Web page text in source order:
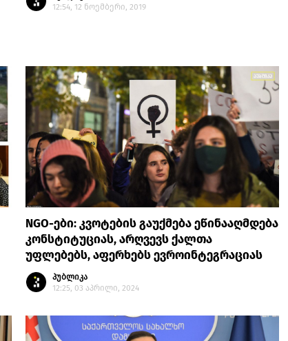
12:54, 12 ნოემბერი, 2019
NGO-ები: კვოტების გაუქმება ეწინააღმდება
კონსტიტუციას, არღვევს ქალთა
უფლებებს, აფერხებს ევროინტეგრაციას
პუბლიკა
12:25, 03 აპრილი, 2024